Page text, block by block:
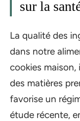
sur la
La qualité des
dans notre
cookies
des matières
favorise un
étude récente,